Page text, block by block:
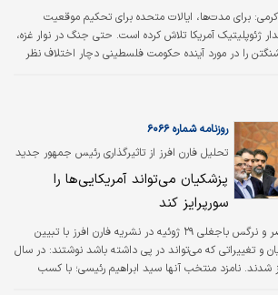
برای مدت‌ها، ایالات متحده برای تحکیم موقعیت
ژئوپلیتیک آمریکا تلاش کرده است. حتی جنگ در نوار غزه،
را در مورد آینده حکومت فلسطینی دچار اختلاف نظر
در واقع؛ واشنگتن این معامله را که شامل به رسمیت
عربستان نیز می‌شود، به عنوان اهرمی بالقوه به منظور
راه حل سیاسی برای مساله فلسطین مدنظر قرار داده
تحلیل فارن افرز از تاثیرگذاری رئیس جمهور جدید
بر سیاست خارجی ایران
روزنامه شماره ۶۰۶۶
پزشکیان می‌تواند آمریکایی‌ها را
سورپرایز کند
ولی نصر و نرگس باجغلی ۲۹ ژوئیه در نشریه فارن افرز با تبیین
و تغییراتی که می‌تواند در پی داشته باشد نوشتند: در سال
شدند. نامزد منتخب آنها سید ابراهیم رئیسی؛ با کسب